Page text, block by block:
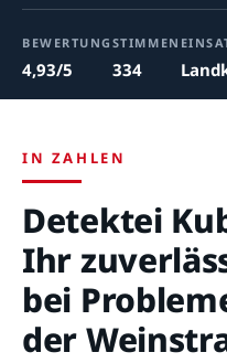
BEWERTUNG
4,93/5
STIMMEN
334
IN ZAHLEN
Detektei
Ihr
bei
der